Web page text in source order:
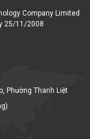
Company Limited
25/11/2008
Phường Thanh Liệt